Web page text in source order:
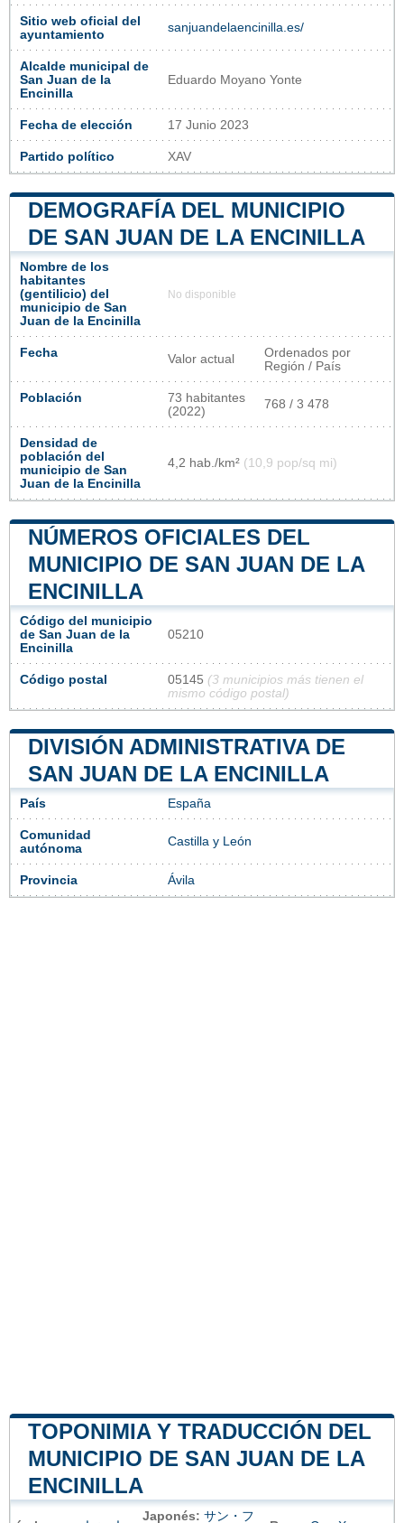
Sitio web oficial del
ayuntamiento
sanjuandelaencinilla.es/
Alcalde municipal de
San Juan de la
Encinilla
Eduardo Moyano Yonte
Fecha de elección 17 Junio 2023
Partido político XAV
DEMOGRAFÍA DEL MUNICIPIO
DE SAN JUAN DE LA ENCINILLA
Nombre de los
habitantes
(gentilicio) del
municipio de San
Juan de la Encinilla
No disponible
Fecha Valor actual
Ordenados por
Región / País
Población
73 habitantes
(2022)
768 / 3 478
Densidad de
población del
municipio de San
Juan de la Encinilla
4,2 hab./km² (10,9 pop/sq mi)
NÚMEROS OFICIALES DEL
MUNICIPIO DE SAN JUAN DE LA
ENCINILLA
Código del municipio
de San Juan de la
Encinilla
05210
Código postal 05145 (3 municipios más tienen el
mismo código postal)
DIVISIÓN ADMINISTRATIVA DE
SAN JUAN DE LA ENCINILLA
País España
Comunidad
autónoma
Castilla y León
Provincia Ávila
TOPONIMIA Y TRADUCCIÓN DEL
MUNICIPIO DE SAN JUAN DE LA
ENCINILLA
Japonés: サン・フ